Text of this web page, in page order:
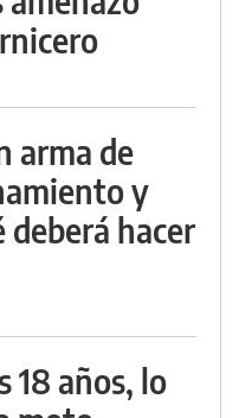
arma de
y
hacer
18 años, lo